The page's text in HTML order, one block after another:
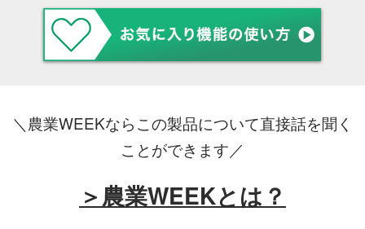
＼農業WEEKならこの製品について直接話を聞く
ことができます／
＞農業WEEKとは？